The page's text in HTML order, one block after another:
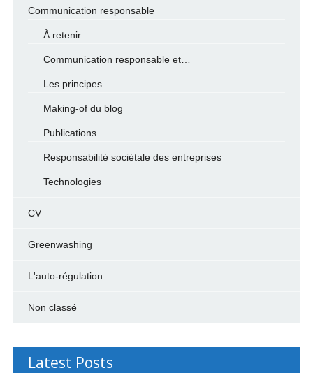
Communication responsable
À retenir
Communication responsable et…
Les principes
Making-of du blog
Publications
Responsabilité sociétale des entreprises
Technologies
CV
Greenwashing
L'auto-régulation
Non classé
Latest Posts